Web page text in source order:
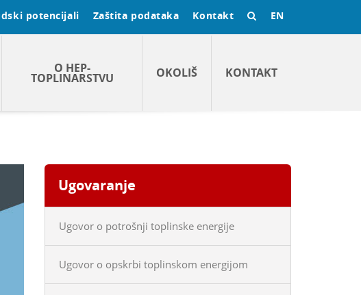
potencijali Zaštita podataka Kontakt EN
O HEP-
TOPLINARSTVU OKOLIŠ KONTAKT
Ugovaranje
Ugovor o potrošnji toplinske energije
Ugovor o opskrbi toplinskom energijom